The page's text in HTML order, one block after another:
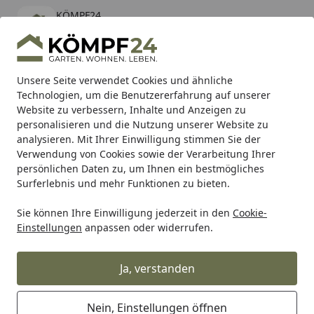
Unsere Seite verwendet Cookies und ähnliche
Technologien, um die Benutzererfahrung auf unserer
Website zu verbessern, Inhalte und Anzeigen zu
personalisieren und die Nutzung unserer Website zu
analysieren. Mit Ihrer Einwilligung stimmen Sie der
Verwendung von Cookies sowie der Verarbeitung Ihrer
persönlichen Daten zu, um Ihnen ein bestmögliches
Surferlebnis und mehr Funktionen zu bieten.
Sie können Ihre Einwilligung jederzeit in den Cookie-
Einstellungen anpassen oder widerrufen.
Ja, verstanden
Nein, Einstellungen öffnen
KÖMPF24
kostenlos - Im App Store
Hotline
Alle Produkte
Mein Konto
Suchen
Karibu Pools inkl. gratis Sandfilteranlage & Pool-
Starterset (Gesamtwert bis 468,99€)
Startseite
Arbeitskleidung Oberbekleidung Arbeits T-Shirts
Jobman Damen T-Shirt 5265